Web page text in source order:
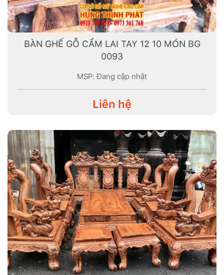
BÀN GHẾ GỖ CẨM LAI TAY 12 10 MÓN BG
0093
MSP: Đang cập nhật
Liên hệ